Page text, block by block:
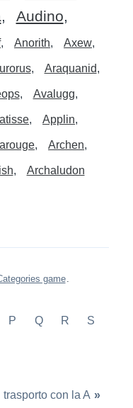
Audino
Anorith Axew
Araquanid
Avalugg
Applin
Archen
Archaludon
game.
P Q R S
trasporto con la A »